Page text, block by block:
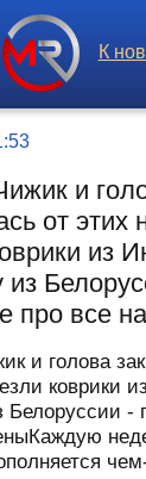
К
и
от этих
из
из
про все
и голова
коврики
Белоруссии -